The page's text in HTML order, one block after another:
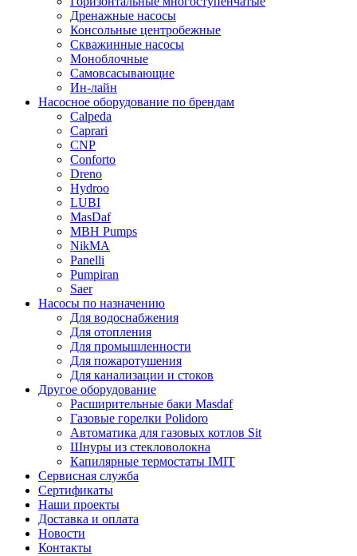
Дренажные насосы
Консольные центробежные
Скважинные насосы
Моноблочные
Самовсасывающие
Ин-лайн
Насосное оборудование по брендам
Calpeda
Caprari
CNP
Conforto
Dreno
Hydroo
LUBI
MasDaf
MBH Pumps
NikMA
Panelli
Pumpiran
Saer
Насосы по назначению
Для водоснабжения
Для отопления
Для промышленности
Для пожаротушения
Для канализации и стоков
Другое оборудование
Расширительные баки Masdaf
Газовые горелки Polidoro
Автоматика для газовых котлов Sit
Шнуры из стекловолокна
Капилярные термостаты IMIT
Сервисная служба
Сертификаты
Наши проекты
Доставка и оплата
Новости
Контакты